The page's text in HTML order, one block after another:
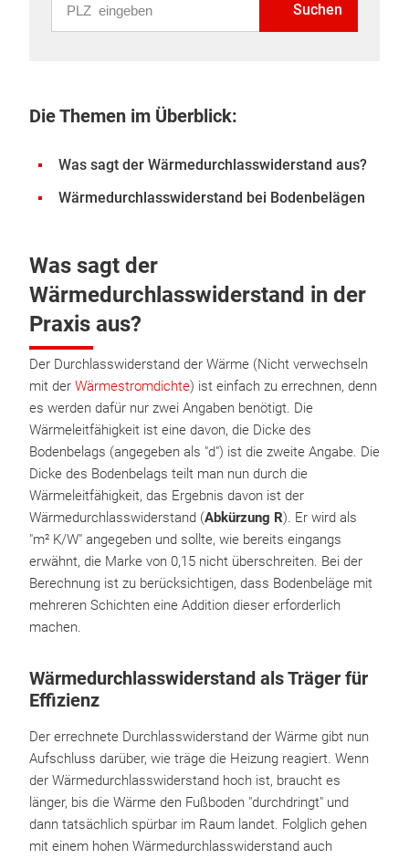
Suchen
Die Themen im Überblick:
Was sagt der Wärmedurchlasswiderstand aus?
Wärmedurchlasswiderstand bei Bodenbelägen
Was sagt der
Wärmedurchlasswiderstand in der
Praxis aus?
Der Durchlasswiderstand der Wärme (Nicht verwechseln
mit der Wärmestromdichte) ist einfach zu errechnen, denn
es werden dafür nur zwei Angaben benötigt. Die
Wärmeleitfähigkeit ist eine davon, die Dicke des
Bodenbelags (angegeben als "d") ist die zweite Angabe. Die
Dicke des Bodenbelags teilt man nun durch die
Wärmeleitfähigkeit, das Ergebnis davon ist der
Wärmedurchlasswiderstand (Abkürzung R). Er wird als
"m² K/W" angegeben und sollte, wie bereits eingangs
erwähnt, die Marke von 0,15 nicht überschreiten. Bei der
Berechnung ist zu berücksichtigen, dass Bodenbeläge mit
mehreren Schichten eine Addition dieser erforderlich
machen.
Wärmedurchlasswiderstand als Träger für
Effizienz
Der errechnete Durchlasswiderstand der Wärme gibt nun
Aufschluss darüber, wie träge die Heizung reagiert. Wenn
der Wärmedurchlasswiderstand hoch ist, braucht es
länger, bis die Wärme den Fußboden "durchdringt" und
dann tatsächlich spürbar im Raum landet. Folglich gehen
mit einem hohen Wärmedurchlasswiderstand auch